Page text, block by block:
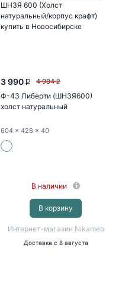
3 990 P 4 984 P
Ф-43 Либерти (ШН3Я600)
холст натуральный
604 x 428 x 40
В наличии
В корзину
Интернет-магазин Nikameb
Доставка с 8 августа